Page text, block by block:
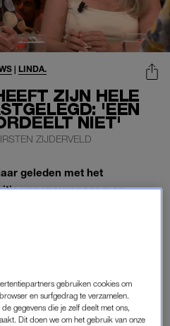
ZIJN HELE
'EEN
NIET'
| LINDA.
ZIJDERVELD
geleden met het
van vrouw naar man.
‘Jinek’, samen met
Villerius.
HARRIS
gebruiken cookies om
en surfgedrag te verzamelen.
gegevens die je zelf deelt met ons,
Dit doen we om het gebruik van onze